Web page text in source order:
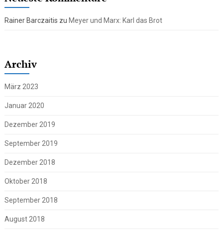
Rainer Barczaitis zu Meyer und Marx: Karl das Brot
Archiv
März 2023
Januar 2020
Dezember 2019
September 2019
Dezember 2018
Oktober 2018
September 2018
August 2018